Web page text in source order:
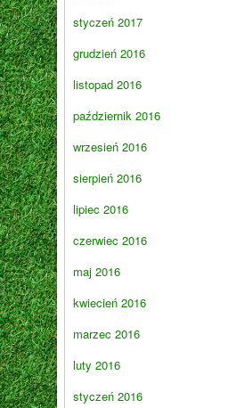
styczeń 2017
grudzień 2016
listopad 2016
październik 2016
wrzesień 2016
sierpień 2016
lipiec 2016
czerwiec 2016
maj 2016
kwiecień 2016
marzec 2016
luty 2016
styczeń 2016